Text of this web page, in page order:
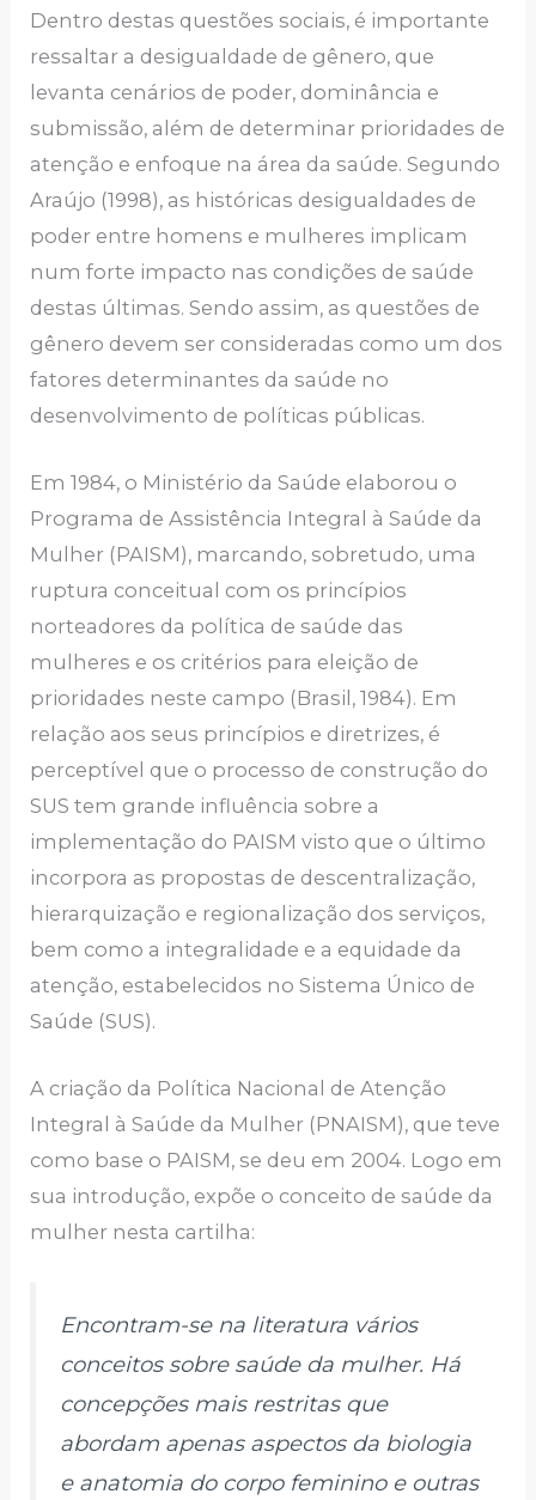
Dentro destas questões sociais, é importante
ressaltar a desigualdade de gênero, que
levanta cenários de poder, dominância e
submissão, além de determinar prioridades de
atenção e enfoque na área da saúde. Segundo
Araújo (1998), as históricas desigualdades de
poder entre homens e mulheres implicam
num forte impacto nas condições de saúde
destas últimas. Sendo assim, as questões de
gênero devem ser consideradas como um dos
fatores determinantes da saúde no
desenvolvimento de políticas públicas.
Em 1984, o Ministério da Saúde elaborou o
Programa de Assistência Integral à Saúde da
Mulher (PAISM), marcando, sobretudo, uma
ruptura conceitual com os princípios
norteadores da política de saúde das
mulheres e os critérios para eleição de
prioridades neste campo (Brasil, 1984). Em
relação aos seus princípios e diretrizes, é
perceptível que o processo de construção do
SUS tem grande influência sobre a
implementação do PAISM visto que o último
incorpora as propostas de descentralização,
hierarquização e regionalização dos serviços,
bem como a integralidade e a equidade da
atenção, estabelecidos no Sistema Único de
Saúde (SUS).
A criação da Política Nacional de Atenção
Integral à Saúde da Mulher (PNAISM), que teve
como base o PAISM, se deu em 2004. Logo em
sua introdução, expõe o conceito de saúde da
mulher nesta cartilha:
Encontram-se na literatura vários
conceitos sobre saúde da mulher. Há
concepções mais restritas que
abordam apenas aspectos da biologia
e anatomia do corpo feminino e outras